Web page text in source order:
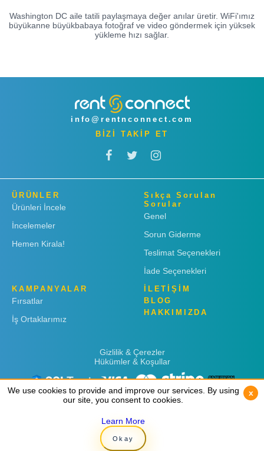
Washington DC aile tatili paylaşmaya değer anılar üretir. WiFi'ımız
büyükanne büyükbabaya fotoğraf ve video göndermek için yüksek
yükleme hızı sağlar.
info@rentnconnect.com
BİZİ TAKİP ET
ÜRÜNLER
Ürünleri İncele
İncelemeler
Hemen Kirala!
Sıkça Sorulan
Sorular
Genel
Sorun Giderme
Teslimat Seçenekleri
İade Seçenekleri
KAMPANYALAR
Fırsatlar
İş Ortaklarımız
İLETİŞİM
BLOG
HAKKIMIZDA
Gizlilik & Çerezler
Hükümler & Koşullar
Copyright © 2019 Rent 'n Connect
We use cookies to provide and improve our services. By using
our site, you consent to cookies.
Learn More
Okay
x
We use cookies to provide and improve our services. By using
our site, you consent to cookies.
Learn More
Okay
x